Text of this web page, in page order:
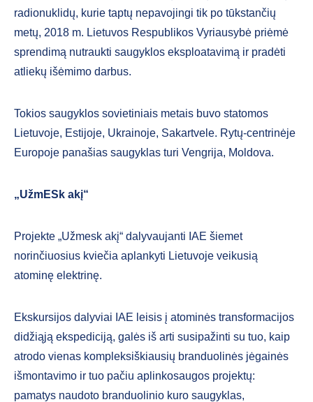
radionuklidų, kurie taptų nepavojingi tik po tūkstančių
metų, 2018 m. Lietuvos Respublikos Vyriausybė priėmė
sprendimą nutraukti saugyklos eksploatavimą ir pradėti
atliekų išėmimo darbus.
Tokios saugyklos sovietiniais metais buvo statomos
Lietuvoje, Estijoje, Ukrainoje, Sakartvele. Rytų-centrinėje
Europoje panašias saugyklas turi Vengrija, Moldova.
„UžmESk akį“
Projekte „Užmesk akį“ dalyvaujanti IAE šiemet
norinčiuosius kviečia aplankyti Lietuvoje veikusią
atominę elektrinę.
Ekskursijos dalyviai IAE leisis į atominės transformacijos
didžiąją ekspediciją, galės iš arti susipažinti su tuo, kaip
atrodo vienas kompleksiškiausių branduolinės jėgainės
išmontavimo ir tuo pačiu aplinkosaugos projektų:
pamatys naudoto branduolinio kuro saugyklas,